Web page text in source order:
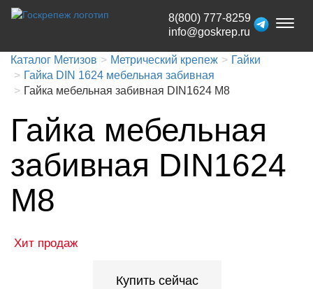
Toggle
8(800) 777-8259
info@goskrep.ru
Каталог Метизов Метрический крепеж
Гайки
Гайка DIN 1624 мебельная забивная
Гайка мебельная забивная DIN1624 M8
Гайка мебельная
забивная DIN1624
M8
Хит продаж
Купить сейчас